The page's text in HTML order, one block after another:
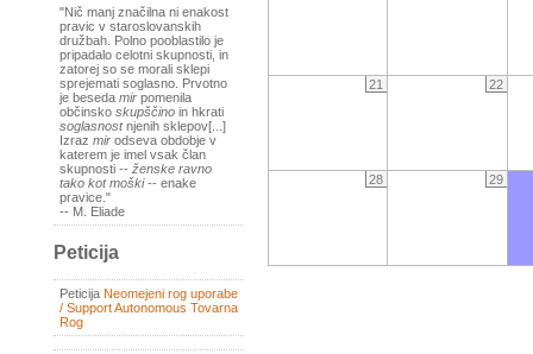
"Nič manj značilna ni enakost
pravic v staroslovanskih
družbah. Polno pooblastilo je
pripadalo celotni skupnosti, in
zatorej so se morali sklepi
sprejemati soglasno. Prvotno
je beseda mir pomenila
občinsko skupščino in hkrati
soglasnostnjenih sklepov[...]
Izraz mir odseva obdobje v
katerem je imel vsak član
skupnosti -- ženske ravno
tako kot moški-- enake
pravice."
-- M. Eliade
Peticija
Peticija Neomejeni rog uporabe
/ Support Autonomous Tovarna
Rog
21 22
28 29